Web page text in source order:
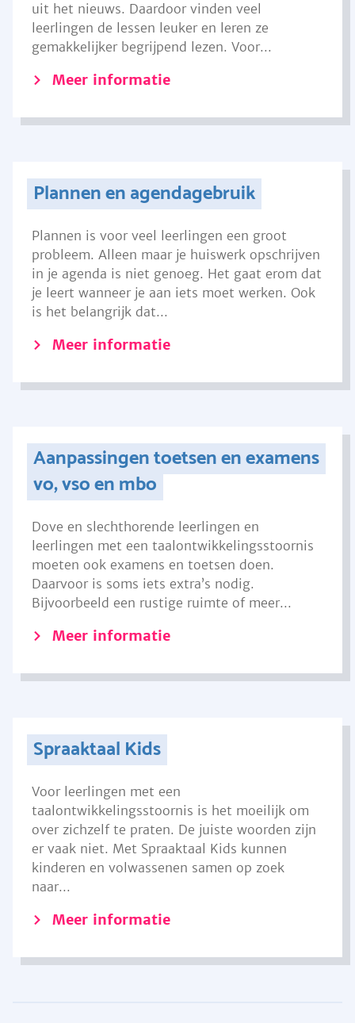
uit het nieuws. Daardoor vinden veel
leerlingen de lessen leuker en leren ze
gemakkelijker begrijpend lezen. Voor...
Meer informatie
Plannen en agendagebruik
Plannen is voor veel leerlingen een groot
probleem. Alleen maar je huiswerk opschrijven
in je agenda is niet genoeg. Het gaat erom dat
je leert wanneer je aan iets moet werken. Ook
is het belangrijk dat...
Meer informatie
Aanpassingen toetsen en examens
vo, vso en mbo
Dove en slechthorende leerlingen en
leerlingen met een taalontwikkelingsstoornis
moeten ook examens en toetsen doen.
Daarvoor is soms iets extra’s nodig.
Bijvoorbeeld een rustige ruimte of meer...
Meer informatie
Spraaktaal Kids
Voor leerlingen met een
taalontwikkelingsstoornis is het moeilijk om
over zichzelf te praten. De juiste woorden zijn
er vaak niet. Met Spraaktaal Kids kunnen
kinderen en volwassenen samen op zoek
naar...
Meer informatie